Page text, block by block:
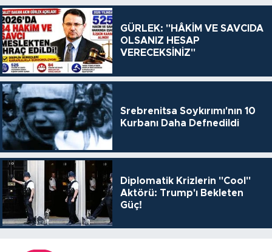
GÜRLEK: "HÂKİM VE SAVCIDA
OLSANIZ HESAP
VERECEKSİNİZ"
Srebrenitsa Soykırımı'nın 10
Kurbanı Daha Defnedildi
Diplomatik Krizlerin "Cool"
Aktörü: Trump'ı Bekleten
Güç!